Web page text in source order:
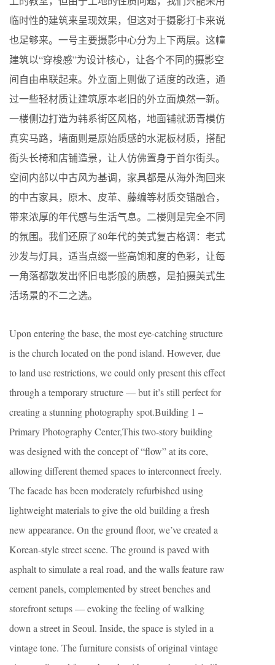
临时性的建筑来呈现效果，但这对于摄影打卡来说
也足够来。一号主要摄影中心分为上下两层。这幢
建筑以“穿梭感”为设计核心，让各个不同的摄影空
间自由串联起来。外立面上则做了适度的改造，通
过一些轻材质让建筑原本老旧的外立面焕然一新。
一楼侧边打造为韩系街区风格，地面铺就沥青模仿
真实马路，墙面则是原始质感的水泥板材质，搭配
街头长椅和店铺造景，让人仿佛置身于首尔街头。
空间内部以中古风为基调，家具都是从海外淘回来
的中古家具，原木、皮革、藤编等材质交错融合，
带来浓厚的年代感与生活气息。二楼则是完全不同
的氛围。我们还原了80年代的美式复古格调：老式
沙发与灯具，适当点缀一些高饱和度的色彩，让每
一角落都散发出怀旧电影般的质感，是拍摄美式生
活场景的不二之选。
Upon entering the base, the most eye-catching structure
is the church located on the pond island. However, due
to land use restrictions, we could only present this effect
through a temporary structure — but it’s still perfect for
creating a stunning photography spot.Building 1 –
Primary Photography Center,This two-story building
was designed with the concept of “flow” at its core,
allowing different themed spaces to interconnect freely.
The facade has been moderately refurbished using
lightweight materials to give the old building a fresh
new appearance. On the ground floor, we’ve created a
Korean-style street scene. The ground is paved with
asphalt to simulate a real road, and the walls feature raw
cement panels, complemented by street benches and
storefront setups — evoking the feeling of walking
down a street in Seoul. Inside, the space is styled in a
vintage tone. The furniture consists of original vintage